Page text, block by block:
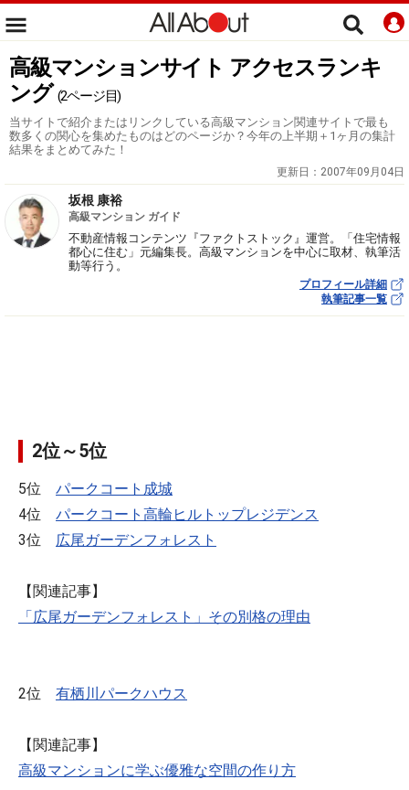
高級マンションサイト アクセスランキ
ング (2ページ目)
当サイトで紹介またはリンクしている高級マンション関連サイトで最も
数多くの関心を集めたものはどのページか？今年の上半期＋1ヶ月の集計
結果をまとめてみた！
更新日： 2007年09月04日
坂根 康裕
高級マンション ガイド
不動産情報コンテンツ『ファクトストック』運営。「住宅情報
都心に住む」元編集長。高級マンションを中心に取材、執筆活
動等行う。
プロフィール詳細
執筆記事一覧
2位～5位
5位 パークコート成城
4位 パークコート高輪ヒルトップレジデンス
3位 広尾ガーデンフォレスト
【関連記事】
「広尾ガーデンフォレスト」その別格の理由
2位 有栖川パークハウス
【関連記事】
高級マンションに学ぶ優雅な空間の作り方